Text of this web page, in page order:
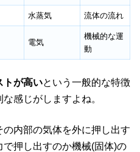
水蒸気 流体の流れ
電気
機械的な運
動
トが高いという一般的な特徴
感じがしますよね。
内部の気体を外に押し出す
押し出すのか機械(固体)の